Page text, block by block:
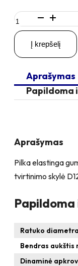
produkto
kiekis:
D100
H124
150KG
ratukas
su
kiauryme
Į krepšelį
Aprašymas
Aprašymas
Pilka elastinga
tvirtinimo skylė
Ratuko
Bendras aukštis
Dinaminė